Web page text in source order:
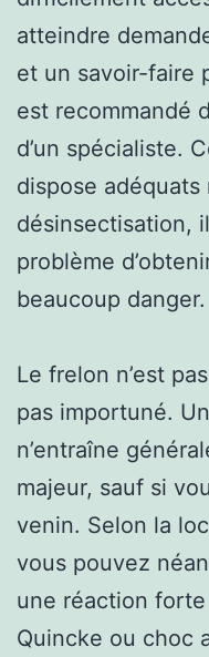
atteindre
et un savoir-faire
est recommandé
d’un spécialiste.
dispose
désinsectisation,
problème
beaucoup danger.
Le frelon n’est
pas importuné.
n’entraîne
majeur, sauf si
venin. Selon la
vous pouvez
une réaction
Quincke ou choc